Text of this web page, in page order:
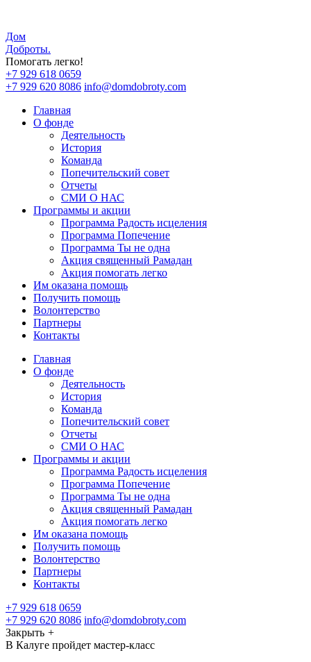
Дом
Доброты.
Помогать легко!
+7 929 618 0659
+7 929 620 8086 info@domdobroty.com
Главная
О фонде
Деятельность
История
Команда
Попечительский совет
Отчеты
СМИ О НАС
Программы и акции
Программа Радость исцеления
Программа Попечение
Программа Ты не одна
Акция священный Рамадан
Акция помогать легко
Им оказана помощь
Получить помощь
Волонтерство
Партнеры
Контакты
Главная
О фонде
Деятельность
История
Команда
Попечительский совет
Отчеты
СМИ О НАС
Программы и акции
Программа Радость исцеления
Программа Попечение
Программа Ты не одна
Акция священный Рамадан
Акция помогать легко
Им оказана помощь
Получить помощь
Волонтерство
Партнеры
Контакты
+7 929 618 0659
+7 929 620 8086 info@domdobroty.com
Закрыть +
В Калуге пройдет мастер-класс